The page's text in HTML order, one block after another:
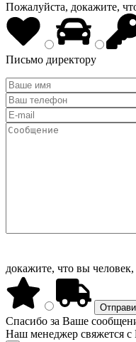
Пожалуйста, докажите,
Письмо директору
докажите, что вы
Спасибо за Ваше
Наш менеджер свяжется